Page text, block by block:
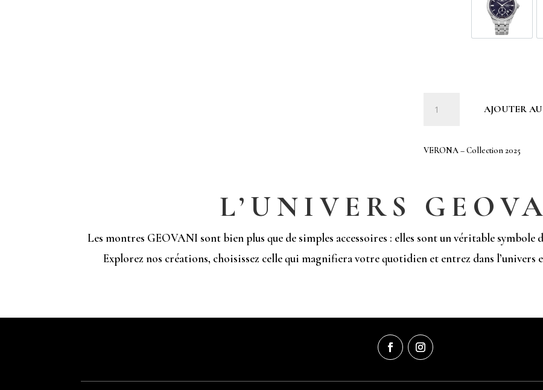
Collection
AJOUTER
VERONA – Collection 2025
L’UNIVERS
Les montres GEOVANI sont bien plus que de simples accessoires : elles sont un véritable symbole
Explorez nos créations, choisissez celle qui magnifiera votre quotidien et entrez dans l’univers